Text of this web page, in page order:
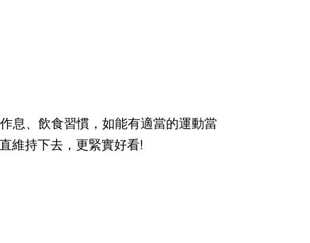
息、飲食習慣，如能有適當的運動當
維持下去，更緊實好看!